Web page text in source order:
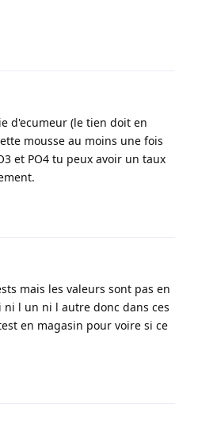
d'ecumeur (le tien doit en
mousse au moins une fois
et PO4 tu peux avoir un taux
mais les valeurs sont pas en
l un ni l autre donc dans ces
en magasin pour voire si ce